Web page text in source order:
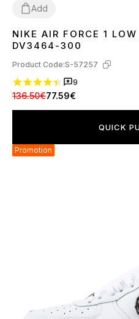
Add
3739 40 41 42434445
NIKE AIR FORCE 1
DV3464-300
Product Code:S-57257
9
136.50€77.59€
QUICK
Promotion